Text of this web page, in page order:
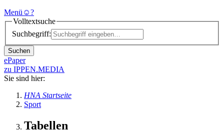
Menü ☺?
Volltextsuche
Suchbegriff:
Suchen
ePaper
zu IPPEN.MEDIA
Sie sind hier:
HNA Startseite
Sport
Tabellen